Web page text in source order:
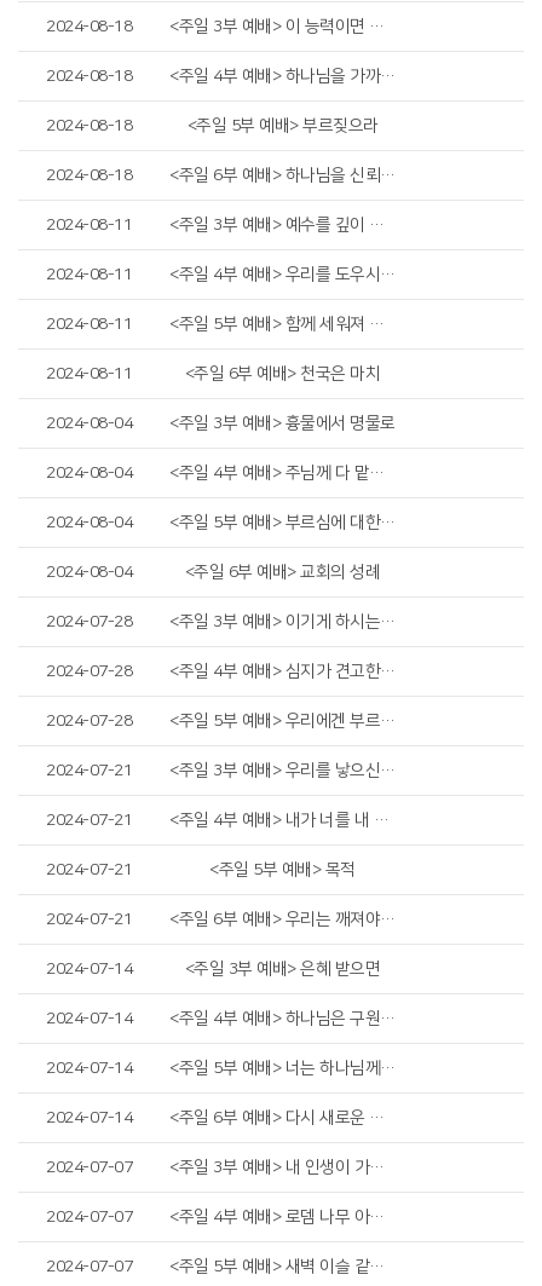
2024-08-18 <주일 3부 예배> 이 능력이면 충분합니다
2024-08-18 <주일 4부 예배> 하나님을 가까이하라
2024-08-18 <주일 5부 예배> 부르짖으라
2024-08-18 <주일 6부 예배> 하나님을 신뢰하는 미음
2024-08-11 <주일 3부 예배> 예수를 깊이 생각하라
2024-08-11 <주일 4부 예배> 우리를 도우시는 예수님
2024-08-11 <주일 5부 예배> 함께 세워져 가는 교회
2024-08-11 <주일 6부 예배> 천국은 마치
2024-08-04 <주일 3부 예배> 흉물에서 명물로
2024-08-04 <주일 4부 예배> 주님께 다 맡기라
2024-08-04 <주일 5부 예배> 부르심에 대한 우리의 태도
2024-08-04 <주일 6부 예배> 교회의 성례
2024-07-28 <주일 3부 예배> 이기게 하시는 하나님
2024-07-28 <주일 4부 예배> 심지가 견고한 자를 지키시리니
2024-07-28 <주일 5부 예배> 우리에겐 부르심이 있습니다
2024-07-21 <주일 3부 예배> 우리를 낳으신 하나님의 사랑
2024-07-21 <주일 4부 예배> 내가 너를 내 손바닥에 새겼고
2024-07-21 <주일 5부 예배> 목적
2024-07-21 <주일 6부 예배> 우리는 깨져야 합니다
2024-07-14 <주일 3부 예배> 은혜 받으면
2024-07-14 <주일 4부 예배> 하나님은 구원이시라
2024-07-14 <주일 5부 예배> 너는 하나님께 소망을 두라
2024-07-14 <주일 6부 예배> 다시 새로운 승리
2024-07-07 <주일 3부 예배> 내 인생이 가장 빛날 때
2024-07-07 <주일 4부 예배> 로뎀 나무 아래서
2024-07-07 <주일 5부 예배> 새벽 이슬 같은 청년